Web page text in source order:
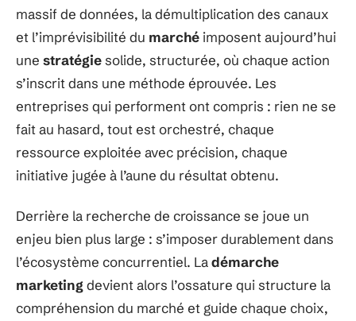
massif de données, la démultiplication des canaux
et l’imprévisibilité du marché imposent aujourd’hui
une stratégiesolide, structurée, où chaque action
s’inscrit dans une méthode éprouvée. Les
entreprises qui performent ont compris : rien ne se
fait au hasard, tout est orchestré, chaque
ressource exploitée avec précision, chaque
initiative jugée à l’aune du résultat obtenu.
Derrière la recherche de croissance se joue un
enjeu bien plus large : s’imposer durablement dans
l’écosystème concurrentiel. Ladémarche
marketing devient alors l’ossature qui structure la
compréhension du marché et guide chaque choix,